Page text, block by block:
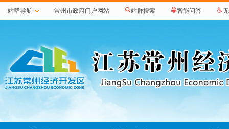
站群导航 常州市政府门户网站 站群搜索 智能问答